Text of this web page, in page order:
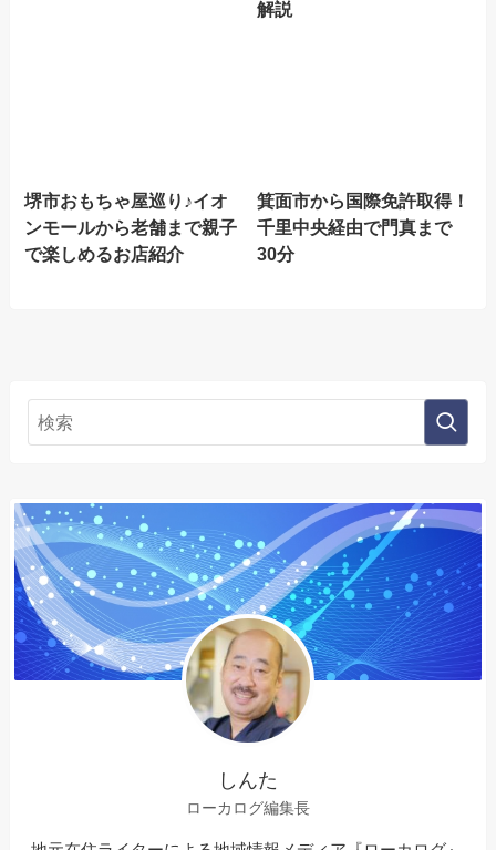
解説
堺市おもちゃ屋巡り♪イオ
ンモールから老舗まで親子
で楽しめるお店紹介
箕面市から国際免許取得！
千里中央経由で門真まで
30分
しんた
ローカログ編集長